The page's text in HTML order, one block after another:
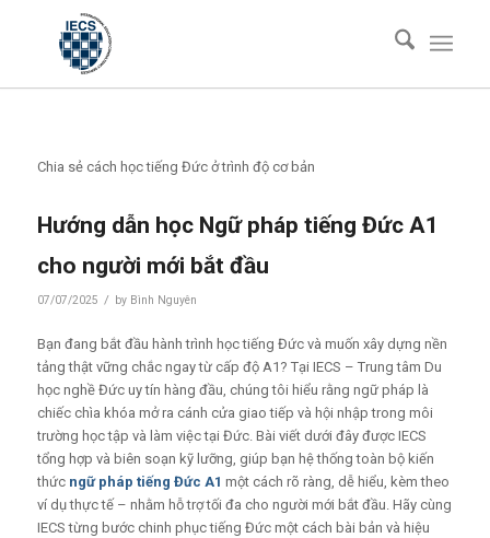
Chia sẻ cách học tiếng Đức ở trình độ cơ bản
Hướng dẫn học Ngữ pháp tiếng Đức A1
cho người mới bắt đầu
07/07/2025 / by Bình Nguyên
Bạn đang bắt đầu hành trình học tiếng Đức và muốn xây dựng nền
tảng thật vững chắc ngay từ cấp độ A1? Tại IECS – Trung tâm Du
học nghề Đức uy tín hàng đầu, chúng tôi hiểu rằng ngữ pháp là
chiếc chìa khóa mở ra cánh cửa giao tiếp và hội nhập trong môi
trường học tập và làm việc tại Đức. Bài viết dưới đây được IECS
tổng hợp và biên soạn kỹ lưỡng, giúp bạn hệ thống toàn bộ kiến
thức ngữ pháp tiếng Đức A1 một cách rõ ràng, dễ hiểu, kèm theo
ví dụ thực tế – nhằm hỗ trợ tối đa cho người mới bắt đầu. Hãy cùng
IECS từng bước chinh phục tiếng Đức một cách bài bản và hiệu